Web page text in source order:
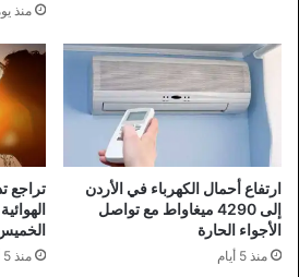
منذ
ارتفاع أحمال الكهرباء في الأردن
إلى 4290 ميغاواط مع تواصل
الأجواء الحارة
منذ 5 أيام
تراجع
منذ 5 أيام